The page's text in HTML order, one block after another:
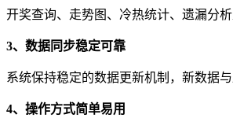
开奖查询、走势图、冷热统计、遗漏分
3、数据同步稳定可靠
系统保持稳定的数据更新机制，新数据
4、操作方式简单易用